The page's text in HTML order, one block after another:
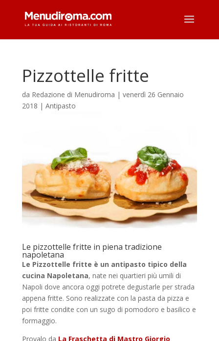
Pizzottelle fritte
da Redazione di Menudiroma | venerdì 26 Gennaio
2018 | Antipasto
Le pizzottelle fritte in piena tradizione
napoletana
Le Pizzottelle fritte è un antipasto tipico della
cucina Napoletana, nate nei quartieri più umili di
Napoli dove ancora oggi potrete degustarle per strada
appena fritte. Sono realizzate con la pasta da pizza e
poi fritte condite con un sugo di pomodoro e basilico e
formaggio.
Provalo da La Fraschetta di Mastro Giorgio